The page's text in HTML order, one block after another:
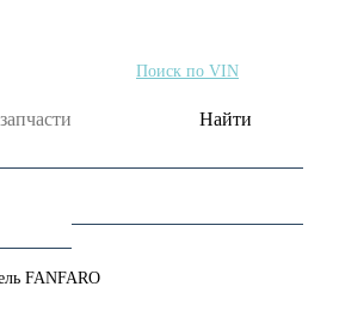
Поиск по VIN
Найти
FANFARO